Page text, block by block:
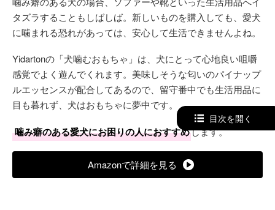
タズラすることもしばしば。新しいものを購入しても、愛犬
に噛まれる恐れがあっては、安心して生活できませんよね。
Yidartonの「犬噛むおもちゃ」は、犬にとって心地良い咀嚼
感覚でよく遊んでくれます。美味しそうな匂いのパイナップ
ルエッセンスが配合してあるので、留守番中でも生活用品に
目も暮れず、犬はおもちゃに夢中です。
噛み癖のある愛犬にお困りの人におすすめします。
Amazonで詳細を見る
目次を開く